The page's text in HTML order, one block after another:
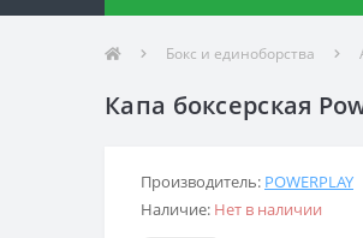
Бокс и единоборства
Капа боксерская
Производитель: POWERPLAY
Наличие: Нет в наличии